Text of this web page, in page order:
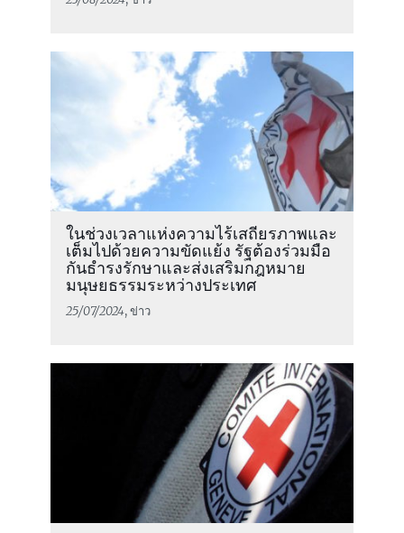
ในช่วงเวลาแห่งความไร้เสถียรภาพและ
เต็มไปด้วยความขัดแย้ง รัฐต้องร่วมมือ
กันธำรงรักษาและส่งเสริมกฎหมาย
มนุษยธรรมระหว่างประเทศ
25/07/2024, ข่าว